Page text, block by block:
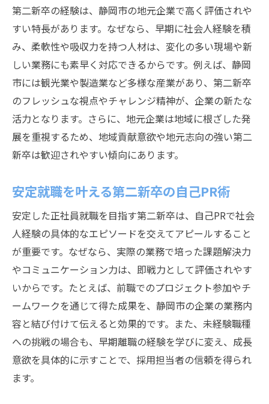
第二新卒の経験は、静岡市の地元企業で高く評価されや
すい特長があります。なぜなら、早期に社会人経験を積
み、柔軟性や吸収力を持つ人材は、変化の多い現場や新
しい業務にも素早く対応できるからです。例えば、静岡
市には観光業や製造業など多様な産業があり、第二新卒
のフレッシュな視点やチャレンジ精神が、企業の新たな
活力となります。さらに、地元企業は地域に根ざした発
展を重視するため、地域貢献意欲や地元志向の強い第二
新卒は歓迎されやすい傾向にあります。
安定就職を叶える第二新卒の自己PR術
安定した正社員就職を目指す第二新卒は、自己PRで社会
人経験の具体的なエピソードを交えてアピールすること
が重要です。なぜなら、実際の業務で培った課題解決力
やコミュニケーション力は、即戦力として評価されやす
いからです。たとえば、前職でのプロジェクト参加やチ
ームワークを通じて得た成果を、静岡市の企業の業務内
容と結び付けて伝えると効果的です。また、未経験職種
への挑戦の場合も、早期離職の経験を学びに変え、成長
意欲を具体的に示すことで、採用担当者の信頼を得られ
ます。